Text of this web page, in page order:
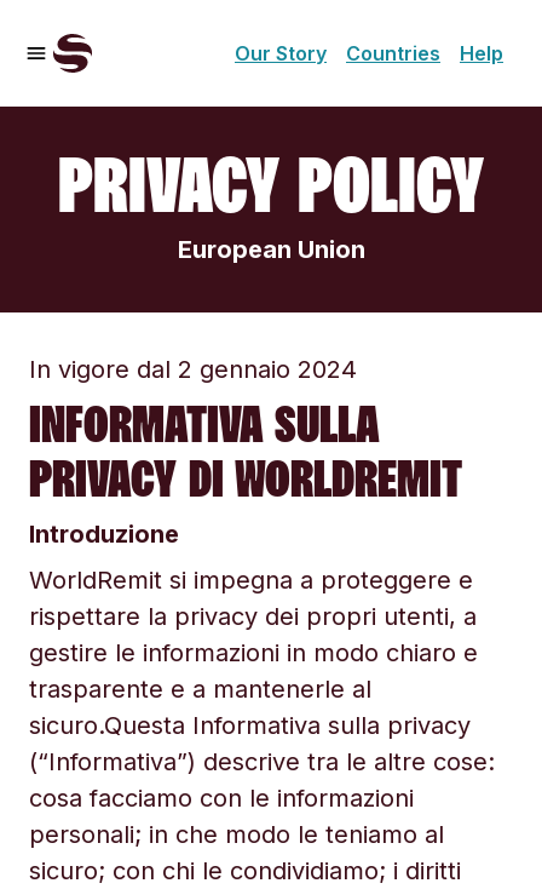
Our Story Countries Help
PRIVACY POLICY
European Union
In vigore dal 2 gennaio 2024
INFORMATIVA SULLA
PRIVACY DI WORLDREMIT
Introduzione
WorldRemit si impegna a proteggere e
rispettare la privacy dei propri utenti, a
gestire le informazioni in modo chiaro e
trasparente e a mantenerle al
sicuro.Questa Informativa sulla privacy
(“Informativa”) descrive tra le altre cose:
cosa facciamo con le informazioni
personali; in che modo le teniamo al
sicuro; con chi le condividiamo; i diritti